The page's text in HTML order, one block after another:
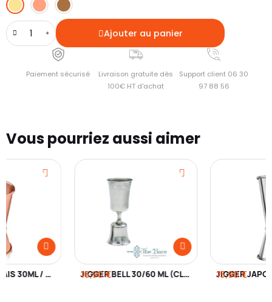
Ajouter au panier
Paiement sécurisé
Livraison gratuite dès
100€ HT d'achat
Support client 06 30
97 88 56
Vous pourriez aussi aimer
JIGGER JAPONAIS 30ML / 60ML JIGGER BELL 30/60 ML (CLÔCHE)
16,90 € 15,90 €